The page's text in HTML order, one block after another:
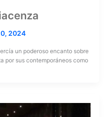
2024
un poderoso encanto sobre
por sus contemporáneos como